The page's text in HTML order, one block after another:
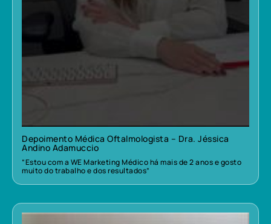
Depoimento Médica Oftalmologista – Dra. Jéssica
Andino Adamuccio
“Estou com a WE Marketing Médico há mais de 2 anos e gosto
muito do trabalho e dos resultados”